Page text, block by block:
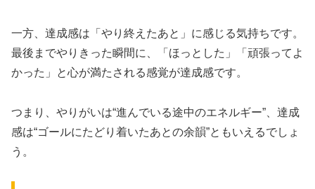
一方、達成感は「やり終えたあと」に感じる気持ちです。
最後までやりきった瞬間に、「ほっとした」「頑張ってよ
かった」と心が満たされる感覚が達成感です。
つまり、やりがいは“進んでいる途中のエネルギー”、達成
感は“ゴールにたどり着いたあとの余韻”ともいえるでしょ
う。